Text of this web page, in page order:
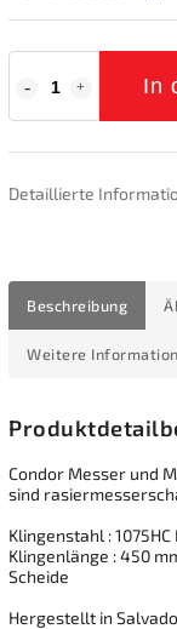
In
Detaillierte
Beschreibung
Weitere
Condor Messer und
sind
Klingenstahl :
Klingenlänge : 450
Scheide
Hergestellt in